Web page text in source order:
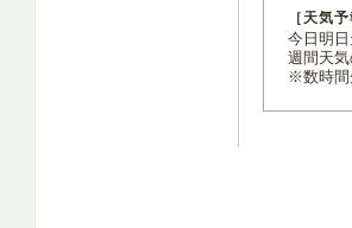
［天気
今日明
週間天
※数時間